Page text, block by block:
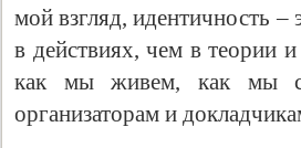
мой взгляд, идентичность
в действиях, чем в теории
как мы живем, как мы
организаторам и